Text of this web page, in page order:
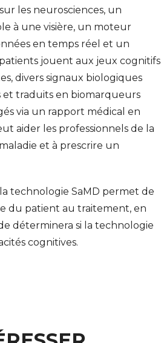
ROBERT SCHUMAN
les neurosciences, un
à une visière, un moteur
en temps réel et un
jouent aux jeux cognitifs
divers signaux biologiques
traduits en biomarqueurs
via un rapport médical en
aider les professionnels de la
et à prescrire un
la technologie SaMD permet de
du patient au traitement, en
déterminera si la technologie
cognitives.